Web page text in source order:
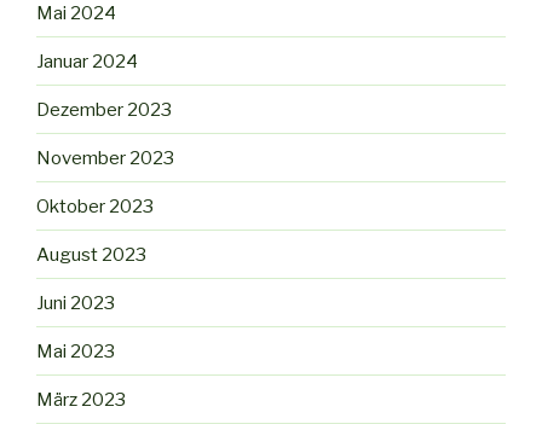
Mai 2024
Januar 2024
Dezember 2023
November 2023
Oktober 2023
August 2023
Juni 2023
Mai 2023
März 2023